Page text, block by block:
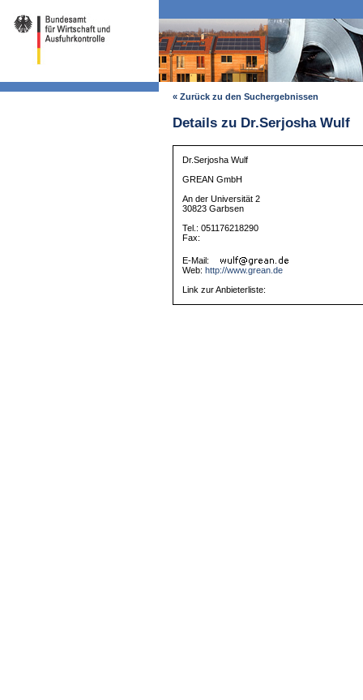
« Zurück zu den Suchergebnissen
Details zu Dr.Serjosha Wulf
Dr.Serjosha Wulf
GREAN GmbH
An der Universität 2
30823 Garbsen
Tel.: 051176218290
Fax:
E-Mail:
Web: http://www.grean.de
Link zur Anbieterliste: